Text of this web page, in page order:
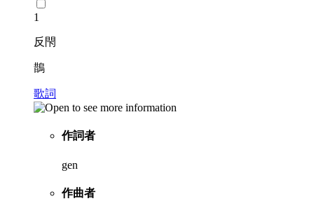
1
反閇
鵲
歌詞
作詞者
gen
作曲者